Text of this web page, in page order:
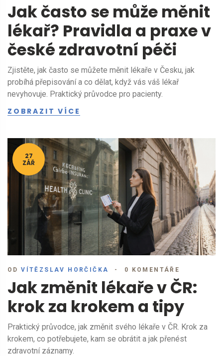
Jak často se může měnit
lékař? Pravidla a praxe v
české zdravotní péči
Zjistěte, jak často se můžete měnit lékaře v Česku, jak
probíhá přepisování a co dělat, když vás váš lékař
nevyhovuje. Praktický průvodce pro pacienty.
ZOBRAZIT VÍCE
27
ZÁŘ
ODVÍTĚZSLAV HORČIČKA 0 KOMENTÁŘE
Jak změnit lékaře v ČR:
krok za krokem a tipy
Praktický průvodce, jak změnit svého lékaře v ČR. Krok za
krokem, co potřebujete, kam se obrátit a jak přenést
zdravotní záznamy.